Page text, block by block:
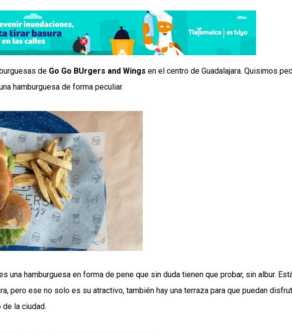
de Go Go BUrgers and Wings en el centro de Guadalajara. Quisimos
hamburguesa de forma peculiar.
una hamburguesa en forma de pene que sin duda tienen que probar, sin albur.
pero ese no solo es su atractivo, también hay una terraza para que puedan
la ciudad.